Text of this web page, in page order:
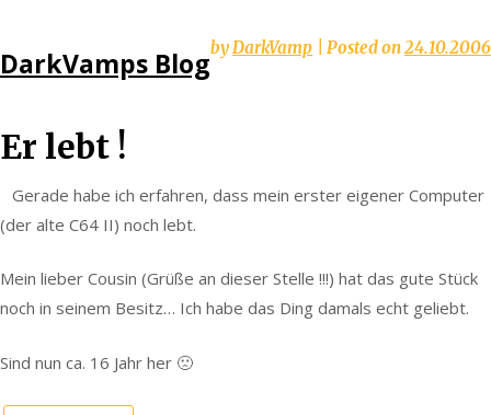
to
DarkVamps Blog
Er lebt !
byDarkVamp Posted on24.10.2006
Gerade habe ich erfahren, dass mein erster eigener Computer
(der alte C64 II) noch lebt.
Mein lieber Cousin (Grüße an dieser Stelle !!!) hat das gute Stück
noch in seinem Besitz… Ich habe das Ding damals echt geliebt.
Sind nun ca. 16 Jahr her 🙁